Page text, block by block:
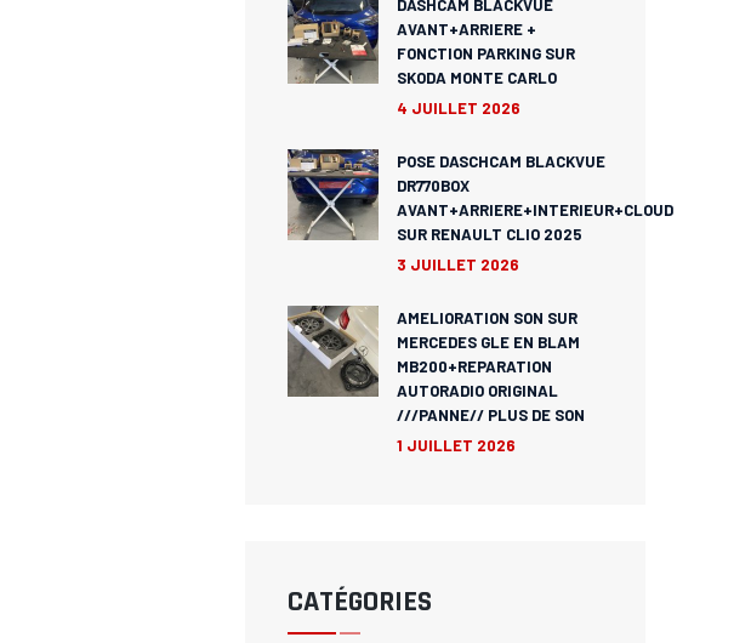
DASHCAM BLACKVUE
AVANT+ARRIERE +
FONCTION PARKING SUR
SKODA MONTE CARLO
4 JUILLET 2026
POSE DASCHCAM BLACKVUE
DR770BOX
AVANT+ARRIERE+INTERIEUR+CLOUD
SUR RENAULT CLIO 2025
3 JUILLET 2026
AMELIORATION SON SUR
MERCEDES GLE EN BLAM
MB200+REPARATION
AUTORADIO ORIGINAL
///PANNE// PLUS DE SON
1 JUILLET 2026
CATÉGORIES